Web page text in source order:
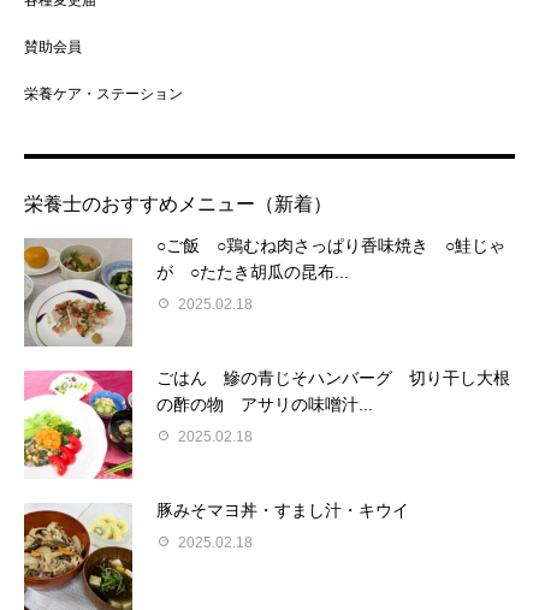
賛助会員
栄養ケア・ステーション
栄養士のおすすめメニュー（新着）
○ご飯 ○鶏むね肉さっぱり香味焼き ○鮭じゃ
が ○たたき胡瓜の昆布...
2025.02.18
ごはん 鰺の青じそハンバーグ 切り干し大根
の酢の物 アサリの味噌汁...
2025.02.18
豚みそマヨ丼・すまし汁・キウイ
2025.02.18